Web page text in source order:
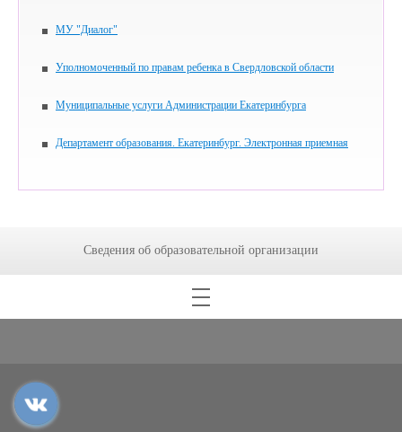
МУ "Диалог"
Уполномоченный по правам ребенка в Свердловской области
Муниципальные услуги Администрации Екатеринбурга
Департамент образования. Екатеринбург. Электронная приемная
Сведения об образовательной организации